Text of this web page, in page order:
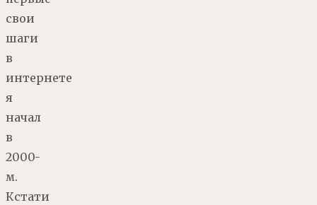
свои
шаги
в
интернете
я
начал
в
2000-
м.
Кстати